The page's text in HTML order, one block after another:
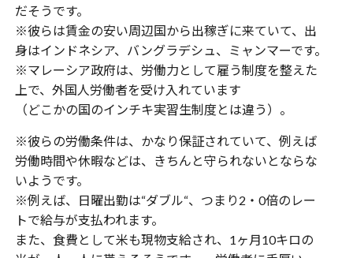
だそうです。
※彼らは賃金の安い周辺国から出稼ぎに来ていて、出
身はインドネシア、バングラデシュ、ミャンマーです。
※マレーシア政府は、労働力として雇う制度を整えた
上で、外国人労働者を受け入れています
（どこかの国のインチキ実習生制度とは違う）。
※彼らの労働条件は、かなり保証されていて、例えば
労働時間や休暇などは、きちんと守られないとならな
いようです。
※例えば、日曜出勤は“ダブル“、つまり2・0倍のレー
トで給与が支払われます。
また、食費として米も現物支給され、1ヶ月10キロの